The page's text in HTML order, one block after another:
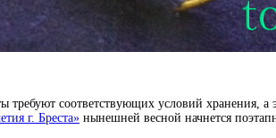
требуют соответствующих условий хранения,
г. Бреста» нынешней весной начнется